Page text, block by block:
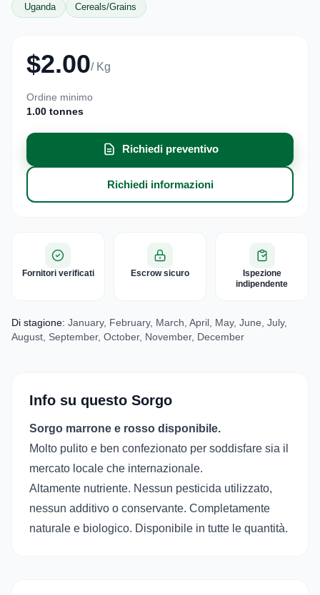
Uganda Cereals/Grains
$2.00/ Kg
Ordine minimo
1.00 tonnes
Richiedi preventivo
Richiedi informazioni
Fornitori verificati Escrow sicuro
Ispezione
indipendente
Di stagione: January, February, March, April, May, June, July,
August, September, October, November, December
Info su questo Sorgo
Sorgo marrone e rosso disponibile.
Molto pulito e ben confezionato per soddisfare sia il
mercato locale che internazionale.
Altamente nutriente. Nessun pesticida utilizzato,
nessun additivo o conservante. Completamente
naturale e biologico. Disponibile in tutte le quantità.